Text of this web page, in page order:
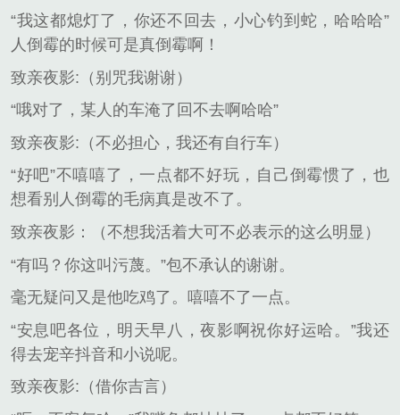
“我这都熄灯了，你还不回去，小心钓到蛇，哈哈哈”
人倒霉的时候可是真倒霉啊！
致亲夜影:（别咒我谢谢）
“哦对了，某人的车淹了回不去啊哈哈”
致亲夜影:（不必担心，我还有自行车）
“好吧”不嘻嘻了，一点都不好玩，自己倒霉惯了，也
想看别人倒霉的毛病真是改不了。
致亲夜影：（不想我活着大可不必表示的这么明显）
“有吗？你这叫污蔑。”包不承认的谢谢。
毫无疑问又是他吃鸡了。嘻嘻不了一点。
“安息吧各位，明天早八，夜影啊祝你好运哈。”我还
得去宠辛抖音和小说呢。
致亲夜影:（借你吉言）